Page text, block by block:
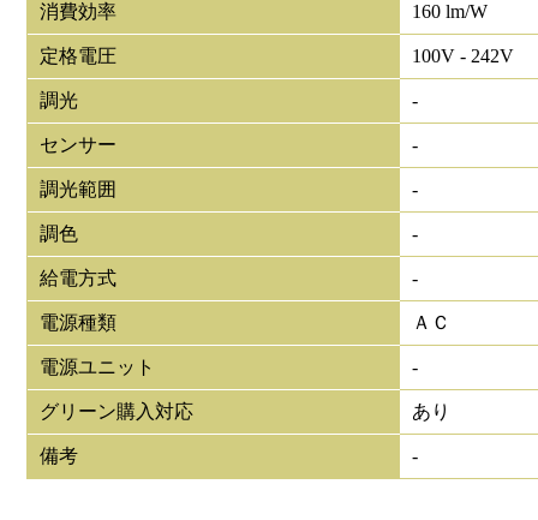
消費効率 160 lm/W
定格電圧 100V - 242V
調光 -
センサー -
調光範囲 -
調色 -
給電方式 -
電源種類 ＡＣ
電源ユニット -
グリーン購入対応 あり
備考 -